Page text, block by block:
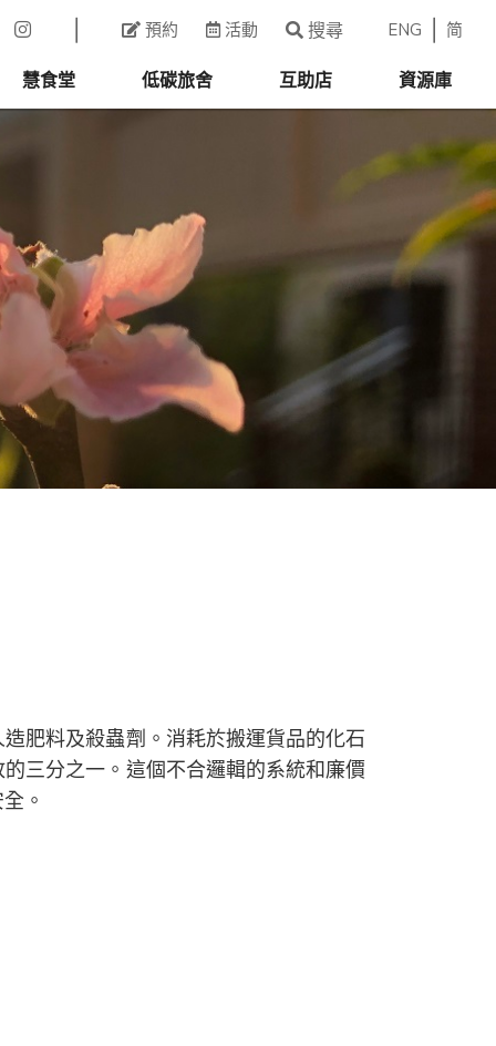
預約 活動 搜尋 ENG 简
慧食堂 低碳旅舍 互助店 資源庫
肥料及殺蟲劑。消耗於搬運貨品的化石
三分之一。這個不合邏輯的系統和廉價
。